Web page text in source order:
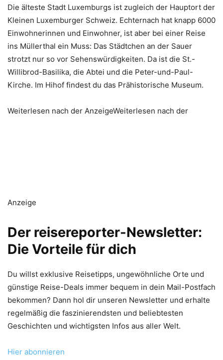
Die älteste Stadt Luxemburgs ist zugleich der Hauptort der
Kleinen Luxemburger Schweiz. Echternach hat knapp 6000
Einwohnerinnen und Einwohner, ist aber bei einer Reise
ins Müllerthal ein Muss: Das Städtchen an der Sauer
strotzt nur so vor Sehenswürdigkeiten. Da ist die St.-
Willibrod-Basilika, die Abtei und die Peter-und-Paul-
Kirche. Im Hihof findest du das Prähistorische Museum.
Weiterlesen nach der AnzeigeWeiterlesen nach der
Anzeige
Der reisereporter-Newsletter:
Die Vorteile für dich
Du willst exklusive Reisetipps, ungewöhnliche Orte und
günstige Reise-Deals immer bequem in dein Mail-Postfach
bekommen? Dann hol dir unseren Newsletter und erhalte
regelmäßig die faszinierendsten und beliebtesten
Geschichten und wichtigsten Infos aus aller Welt.
Hier abonnieren